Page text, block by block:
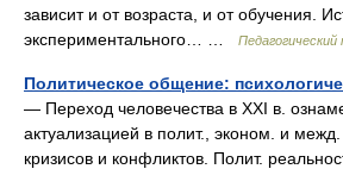
зависит и от возраста, и от обучения.
экспериментального… …
Педагогический
Политическое общение:
— Переход человечества в XXI в.
актуализацией в полит., эконом. и
кризисов и конфликтов. Полит.